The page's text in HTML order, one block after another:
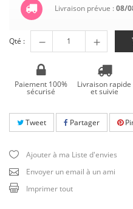
Livraison prévue :08/
Qté :
Paiement 100%
sécurisé
Livraison rapide
et suivie
Tweet Partager
Ajouter à ma Liste d'envies
Envoyer un email à un ami
Imprimer tout